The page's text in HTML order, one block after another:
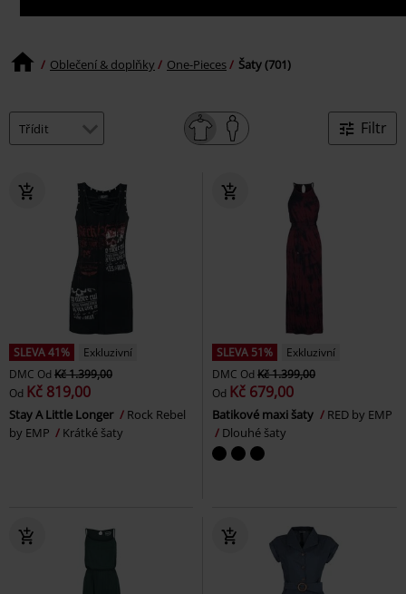
Oblečení & doplňky One-Pieces Šaty (701)
Filtr
SLEVA 41%
Exkluzivní
DMC Od Kč 1.399,00
Od Kč 819,00
Stay A Little Longer
Rock Rebel
by EMP
Krátké šaty
SLEVA 51%
Exkluzivní
DMC Od Kč 1.399,00
Od Kč 679,00
Batikové maxi šaty
RED by EMP
Dlouhé šaty